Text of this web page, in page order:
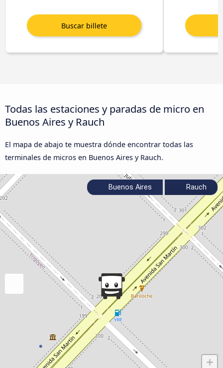
Todas las estaciones y paradas de micro en
Buenos Aires y Rauch
El mapa de abajo te muestra dónde encontrar todas las
terminales de micros en Buenos Aires y Rauch.
+
Buenos Aires Rauch